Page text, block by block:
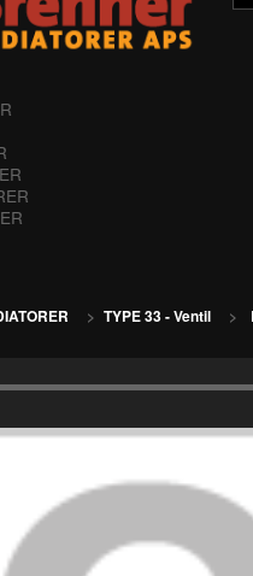
> TYPE 33 - Ventil >